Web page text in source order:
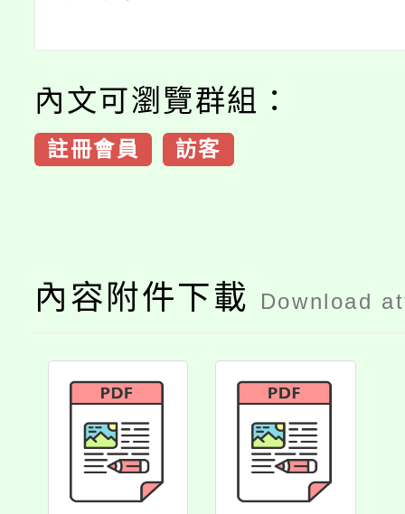
內文可瀏覽群組：
註冊會員 訪客
內容附件下載 Download